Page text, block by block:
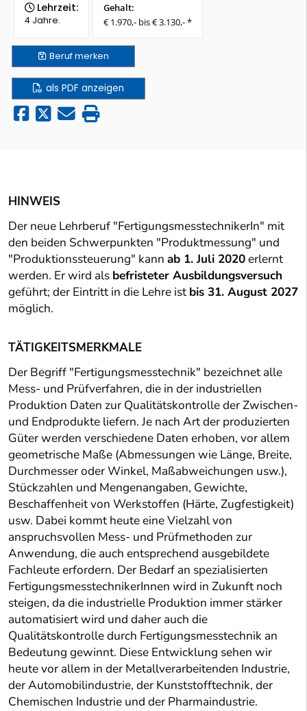
Lehrzeit:
4 Jahre.
Gehalt:
€ 1.970,- bis € 3.130,- *
Berufmerken
als PDF anzeigen
HINWEIS
Der neue Lehrberuf "FertigungsmesstechnikerIn" mit
den beiden Schwerpunkten "Produktmessung" und
"Produktionssteuerung" kann ab 1. Juli 2020erlernt
werden. Er wird als befristeter Ausbildungsversuch
geführt; der Eintritt in die Lehre istbis 31. August 2027
möglich.
TÄTIGKEITSMERKMALE
Der Begriff "Fertigungsmesstechnik" bezeichnet alle
Mess- und Prüfverfahren, die in der industriellen
Produktion Daten zur Qualitätskontrolle der Zwischen-
und Endprodukte liefern. Je nach Art der produzierten
Güter werden verschiedene Daten erhoben, vor allem
geometrische Maße (Abmessungen wie Länge, Breite,
Durchmesser oder Winkel, Maßabweichungen usw.),
Stückzahlen und Mengenangaben, Gewichte,
Beschaffenheit von Werkstoffen (Härte, Zugfestigkeit)
usw. Dabei kommt heute eine Vielzahl von
anspruchsvollen Mess- und Prüfmethoden zur
Anwendung, die auch entsprechend ausgebildete
Fachleute erfordern. Der Bedarf an spezialisierten
FertigungsmesstechnikerInnen wird in Zukunft noch
steigen, da die industrielle Produktion immer stärker
automatisiert wird und daher auch die
Qualitätskontrolle durch Fertigungsmesstechnik an
Bedeutung gewinnt. Diese Entwicklung sehen wir
heute vor allem in der Metallverarbeitenden Industrie,
der Automobilindustrie, der Kunststofftechnik, der
Chemischen Industrie und der Pharmaindustrie.